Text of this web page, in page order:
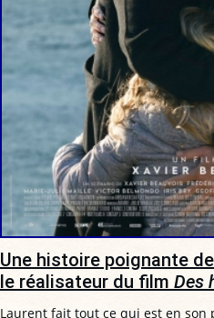
Une histoire poignante
le réalisateur du film Des
Laurent fait tout ce qui est en